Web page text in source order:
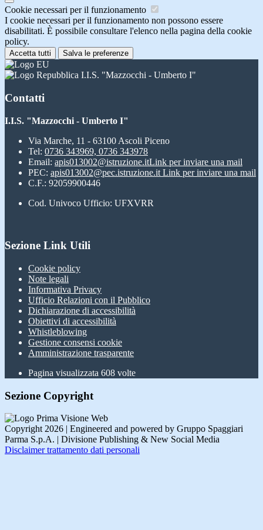
Cookie necessari per il funzionamento
I cookie necessari per il funzionamento non possono essere
disabilitati. È possibile consultare l'elenco nella pagina della cookie
policy.
Accetta tutti Salva le preferenze
I.I.S. "Mazzocchi - Umberto I"
Contatti
I.I.S. "Mazzocchi - Umberto I"
Via Marche, 11 - 63100 Ascoli Piceno
Tel: 0736 343969, 0736 343978
Email: apis013002@istruzione.itLink per inviare una mail
PEC: apis013002@pec.istruzione.it Link per inviare una mail
C.F.: 92059900446
Cod. Univoco Ufficio: UFXVRR
Sezione Link Utili
Cookie policy
Note legali
Informativa Privacy
Ufficio Relazioni con il Pubblico
Dichiarazione di accessibilità
Obiettivi di accessibilità
Whistleblowing
Gestione consensi cookie
Amministrazione trasparente
Pagina visualizzata 608 volte
Sezione Copyright
Copyright 2026 | Engineered and powered by Gruppo Spaggiari
Parma S.p.A. | Divisione Publishing & New Social Media
Disclaimer trattamento dati personali